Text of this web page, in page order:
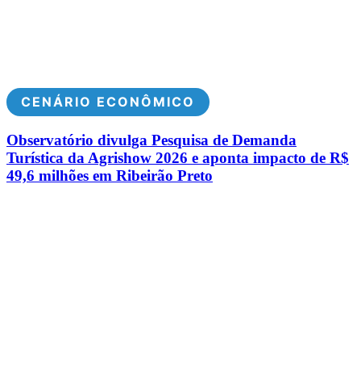
CENÁRIO ECONÔMICO
Observatório divulga Pesquisa de Demanda
Turística da Agrishow 2026 e aponta impacto de R$
49,6 milhões em Ribeirão Preto